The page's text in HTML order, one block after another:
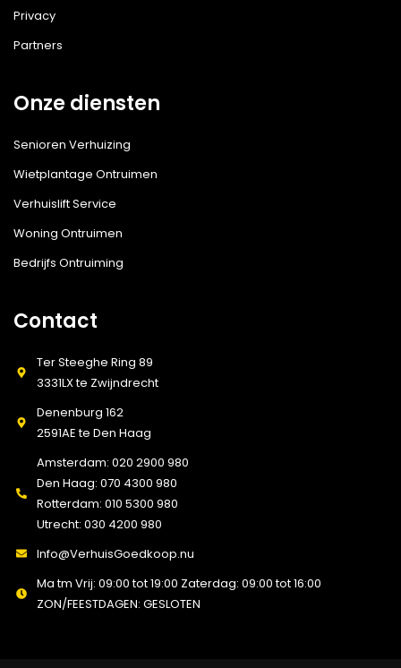
Privacy
Partners
Onze diensten
Senioren Verhuizing
Wietplantage Ontruimen
Verhuislift Service
Woning Ontruimen
Bedrijfs Ontruiming
Contact
Ter Steeghe Ring 89
3331LX te Zwijndrecht
Denenburg 162
2591AE te Den Haag
Amsterdam: 020 2900 980
Den Haag: 070 4300 980
Rotterdam: 010 5300 980
Utrecht: 030 4200 980
Info@VerhuisGoedkoop.nu
Ma tm Vrij: 09:00 tot 19:00 Zaterdag: 09:00 tot 16:00
ZON/FEESTDAGEN: GESLOTEN